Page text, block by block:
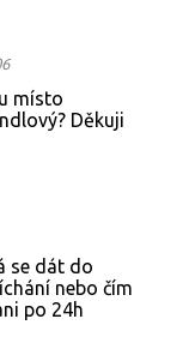
místo
Děkuji
se dát do
nebo čím
po 24h